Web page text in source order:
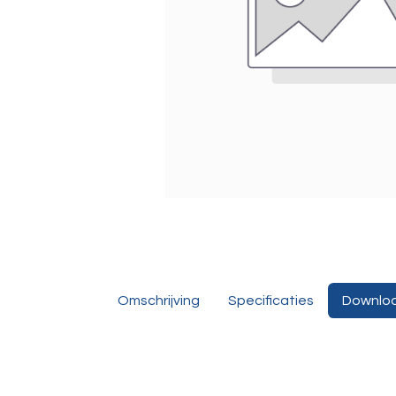
Omschrijving Specificaties